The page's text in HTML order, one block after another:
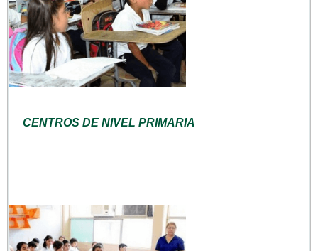
CENTROS DE NIVEL PRIMARIA